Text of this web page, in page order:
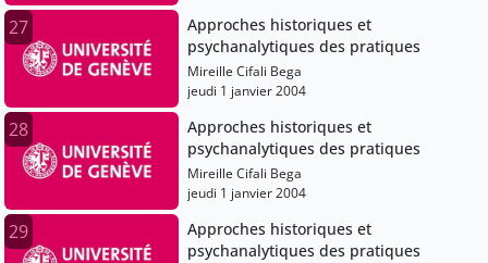
27
Approches historiques et
psychanalytiques des pratiques
Mireille Cifali Bega
jeudi 1 janvier 2004
28
Approches historiques et
psychanalytiques des pratiques
Mireille Cifali Bega
jeudi 1 janvier 2004
29
Approches historiques et
psychanalytiques des pratiques